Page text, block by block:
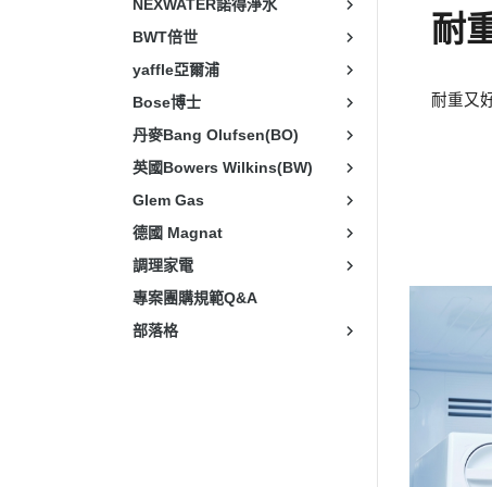
NEXWATER諾得淨水
BWT倍世
yaffle亞爾浦
Bose博士
丹麥Bang Olufsen(BO)
英國Bowers Wilkins(BW)
Glem Gas
德國 Magnat
調理家電
專案團購規範Q&A
部落格
耐
耐重又